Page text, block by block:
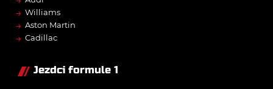
→ Williams
→ Aston Martin
→ Cadillac
Jezdci formule 1